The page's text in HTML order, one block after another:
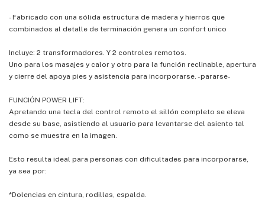
- Fabricado con una sólida estructura de madera y hierros que
combinados al detalle de terminación genera un confort unico
Incluye: 2 transformadores. Y 2 controles remotos.
Uno para los masajes y calor y otro para la función reclinable, apertura
y cierre del apoya pies y asistencia para incorporarse. -pararse-
FUNCIÓN POWER LIFT:
Apretando una tecla del control remoto el sillón completo se eleva
desde su base, asistiendo al usuario para levantarse del asiento tal
como se muestra en la imagen.
Esto resulta ideal para personas con dificultades para incorporarse,
ya sea por:
*Dolencias en cintura, rodillas, espalda.